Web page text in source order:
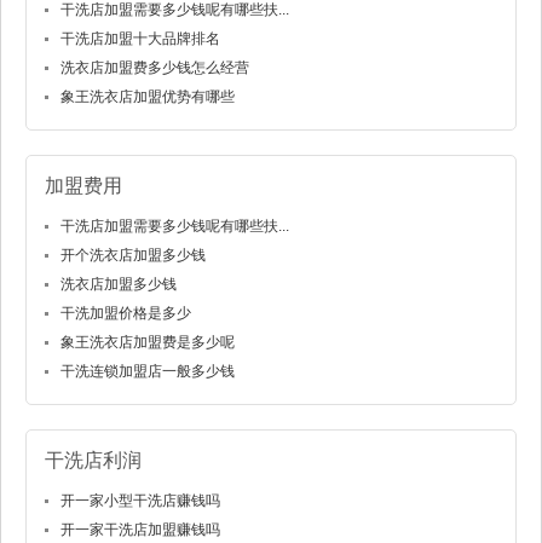
干洗店加盟需要多少钱呢有哪些扶...
干洗店加盟十大品牌排名
洗衣店加盟费多少钱怎么经营
象王洗衣店加盟优势有哪些
加盟费用
干洗店加盟需要多少钱呢有哪些扶...
开个洗衣店加盟多少钱
洗衣店加盟多少钱
干洗加盟价格是多少
象王洗衣店加盟费是多少呢
干洗连锁加盟店一般多少钱
干洗店利润
开一家小型干洗店赚钱吗
开一家干洗店加盟赚钱吗